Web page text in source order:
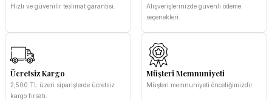
Hızlı ve güvenilir teslimat garantisi.
Alışverişlerinizde güvenli ödeme
seçenekleri.
Ücretsiz Kargo
2,500 TL üzeri siparişlerde ücretsiz
kargo fırsatı.
Müşteri Memnuniyeti
Müşteri memnuniyeti önceliğimizdir.